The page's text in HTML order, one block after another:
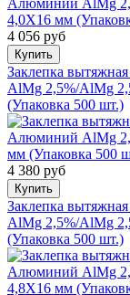
4 056 руб
Купить
Заклепка
AlMg 2,5%/AlMg
(Упаковка 500 шт.)
4 380 руб
Купить
Заклепка
AlMg 2,5%/AlMg
(Упаковка 500 шт.)